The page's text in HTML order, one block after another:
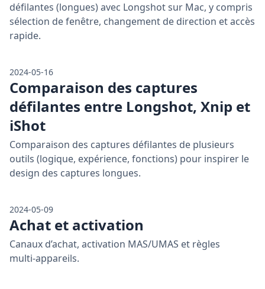
défilantes (longues) avec Longshot sur Mac, y compris
sélection de fenêtre, changement de direction et accès
rapide.
2024-05-16
Comparaison des captures
défilantes entre Longshot, Xnip et
iShot
Comparaison des captures défilantes de plusieurs
outils (logique, expérience, fonctions) pour inspirer le
design des captures longues.
2024-05-09
Achat et activation
Canaux d’achat, activation MAS/UMAS et règles
multi‑appareils.